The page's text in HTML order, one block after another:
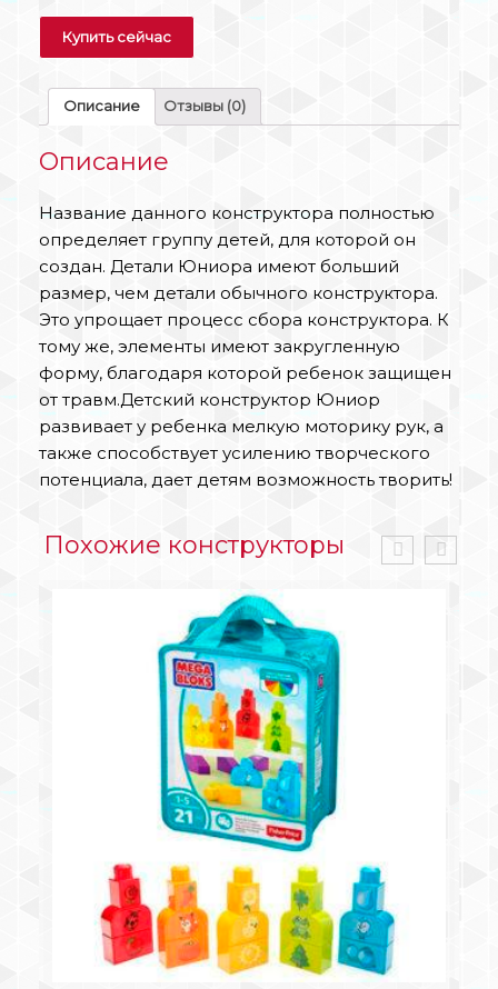
Купить сейчас
Описание Отзывы (0)
Описание
Название данного конструктора полностью
определяет группу детей, для которой он
создан. Детали Юниора имеют больший
размер, чем детали обычного конструктора.
Это упрощает процесс сбора конструктора. К
тому же, элементы имеют закругленную
форму, благодаря которой ребенок защищен
от травм.Детский конструктор Юниор
развивает у ребенка мелкую моторику рук, а
также способствует усилению творческого
потенциала, дает детям возможность творить!
Похожие конструкторы